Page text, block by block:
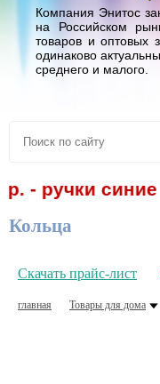
Компания Энитос
на Российском
товаров и оптовых
одинаково
среднего и малого.
- ручки
Кольца
Скачать прайс-лист
главная Товары для дома